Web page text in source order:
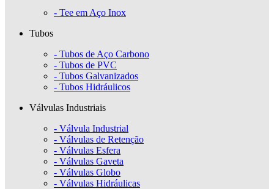
- Tee em Aço Inox
Tubos
- Tubos de Aço Carbono
- Tubos de PVC
- Tubos Galvanizados
- Tubos Hidráulicos
Válvulas Industriais
- Válvula Industrial
- Válvulas de Retenção
- Válvulas Esfera
- Válvulas Gaveta
- Válvulas Globo
- Válvulas Hidráulicas